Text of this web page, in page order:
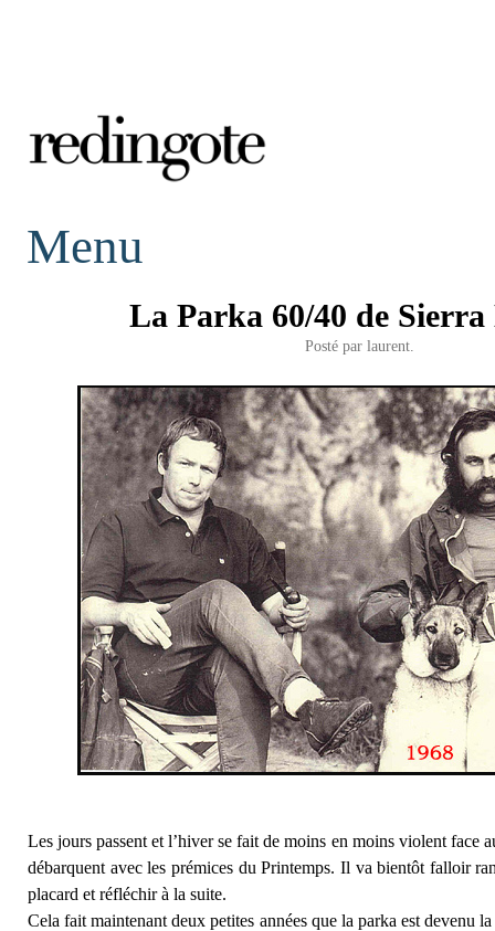
redingote.
Menu
La Parka 60/40 de Sierra
Posté par laurent.
Les jours passent et l’hiver se fait de moins en moins violent face
débarquent avec les prémices du Printemps. Il va bientôt falloir
placard et réfléchir à la suite.
Cela fait maintenant deux petites années que la parka est devenu